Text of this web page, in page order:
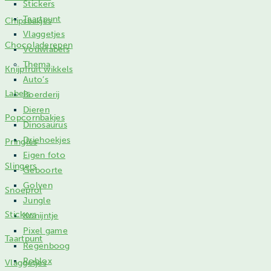
Stickers
Taartpunt
Vlaggetjes
Vouwlabels
Thema
Auto’s
Boerderij
Dieren
Dinosaurus
Driehoekjes
Eigen foto
Geboorte
Golven
Jungle
Konijntje
Pixel game
Regenboog
Roblox
Chipsbakjes
Chocoladerepen
Knijpfruit wikkels
Labels
Popcornbakjes
Pringles
Slingers
Snoeprol
Stickers
Taartpunt
Vlaggetjes